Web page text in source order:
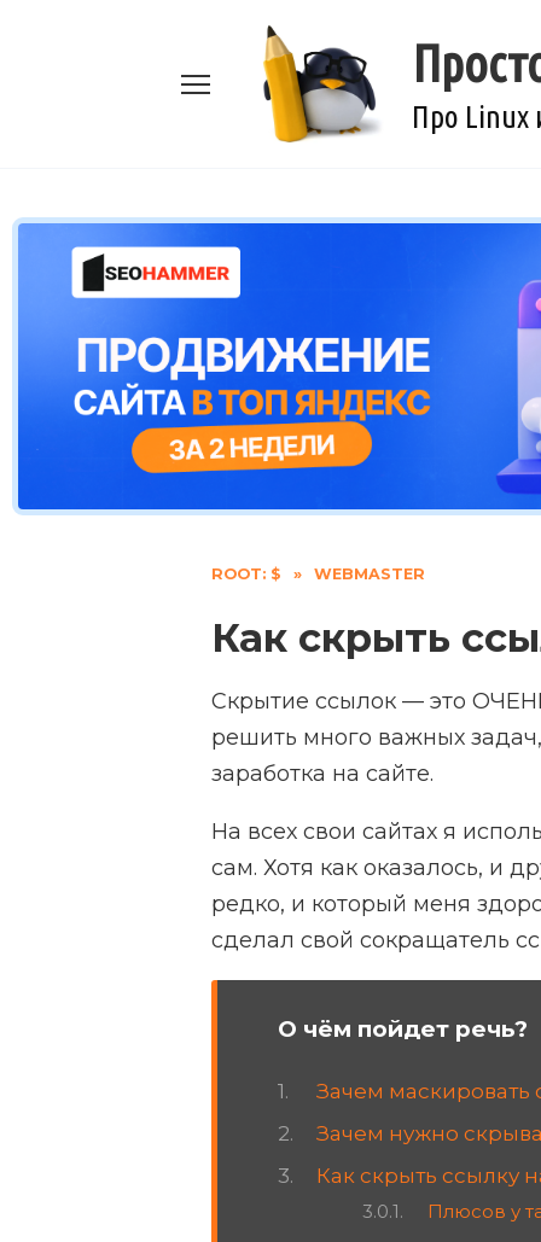
Про Linux
ROOT: $ » WEBMASTER
Как скрыть
Скрытие ссылок — это
решить много важных
заработка на сайте.
На всех свои сайтах я
сам. Хотя как оказалось, и
редко, и который меня
сделал свой сокращатель
О чём пойдет речь?
Зачем маскировать
Зачем нужно
Как скрыть ссылку
Плюсов у